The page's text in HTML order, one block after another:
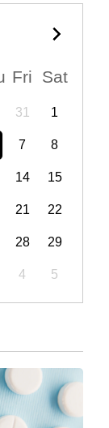
Fri Sat
31 1
7 8
14 15
21 22
28 29
4 5